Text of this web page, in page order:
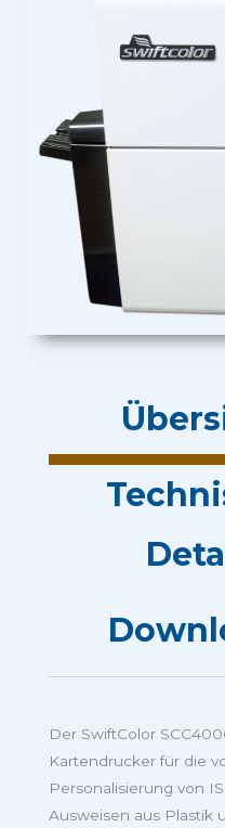
Der SwiftColor
Kartendrucker für die
Personalisierung von
Ausweisen aus Plastik